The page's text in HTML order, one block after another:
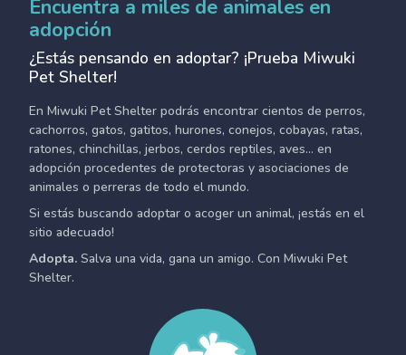
Encuentra a miles de animales en
adopción
¿Estás pensando en adoptar? ¡Prueba Miwuki
Pet Shelter!
En Miwuki Pet Shelter podrás encontrar cientos de perros,
cachorros, gatos, gatitos, hurones, conejos, cobayas, ratas,
ratones, chinchillas, jerbos, cerdos reptiles, aves... en
adopción procedentes de protectoras y asociaciones de
animales o perreras de todo el mundo.
Si estás buscando adoptar o acoger un animal, ¡estás en el
sitio adecuado!
Adopta. Salva una vida, gana un amigo. Con Miwuki Pet
Shelter.